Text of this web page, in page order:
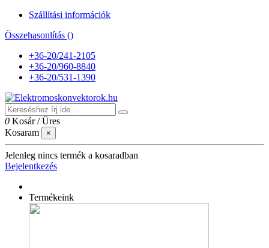
Szállítási információk
Összehasonlítás ()
+36-20/241-2105
+36-20/960-8840
+36-20/531-1390
0 Kosár /Üres
Kosaram
×
Jelenleg nincs termék a kosaradban
Bejelentkezés
Termékeink